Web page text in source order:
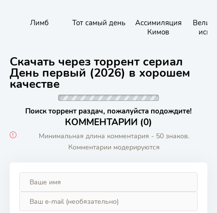
Лимб Тот самый день
Ассимиляция
Кимов
Скачать через торрент сериал
День первый (2026) в хорошем
качестве
Поиск торрент раздач, пожалуйста подождите!
КОММЕНТАРИИ (0)
Минимальная длина комментария - 50 знаков.
Комментарии модерируются